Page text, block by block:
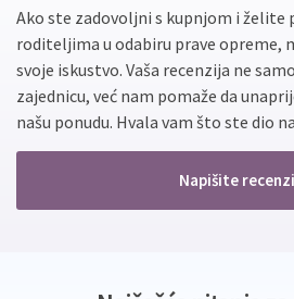
Ako ste zadovoljni s kupnjom i želite
roditeljima u odabiru prave opreme,
svoje iskustvo. Vaša recenzija ne
zajednicu, već nam pomaže da
našu ponudu. Hvala vam što ste dio
Napišite